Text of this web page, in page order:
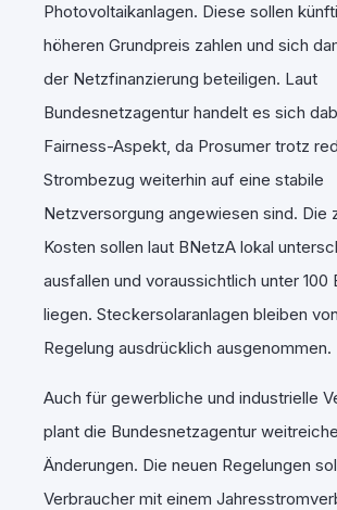
Photovoltaikanlagen. Diese sollen
höheren Grundpreis zahlen und sich
der Netzfinanzierung beteiligen. Laut
Bundesnetzagentur handelt es sich
Fairness-Aspekt, da Prosumer trotz
Strombezug weiterhin auf eine stabile
Netzversorgung angewiesen sind. Die
Kosten sollen laut BNetzA lokal
ausfallen und voraussichtlich unter 100
liegen. Steckersolaranlagen bleiben
Regelung ausdrücklich ausgenommen.
Auch für gewerbliche und industrielle
plant die Bundesnetzagentur
Änderungen. Die neuen Regelungen
Verbraucher mit einem